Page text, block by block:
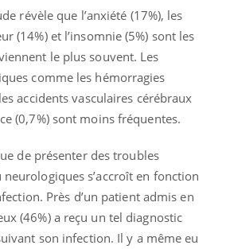
révèle que l’anxiété (17%), les
(14%) et l’insomnie (5%) sont les
le plus souvent. Les
comme les hémorragies
accidents vasculaires cérébraux
(0,7%) sont moins fréquentes.
de présenter des troubles
s’accroît en fonction
Près d’un patient admis en
(46%) a reçu un tel diagnostic
son infection. Il y a même eu